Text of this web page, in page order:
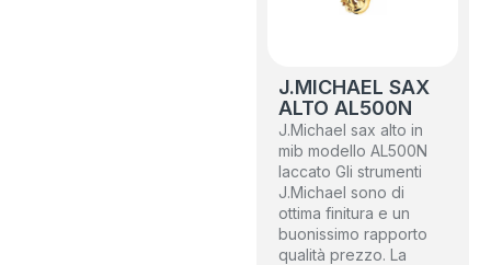
J.MICHAEL SAX
ALTO AL500N
J.Michael sax alto in
mib modello AL500N
laccato Gli strumenti
J.Michael sono di
ottima finitura e un
buonissimo rapporto
qualità prezzo. La